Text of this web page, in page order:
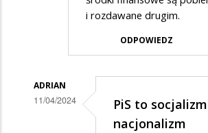
i rozdawane drugim.
ODPOWIEDZ
ADRIAN
11/04/2024
PiS to
nacjonalizm